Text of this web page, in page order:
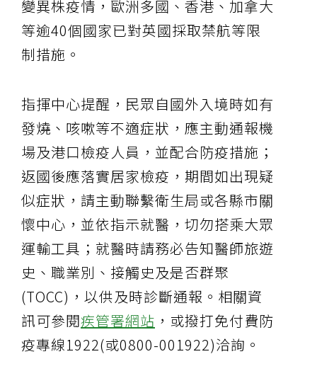
變異株疫情，歐洲多國、香港、加拿大
等逾40個國家已對英國採取禁航等限
制措施。
指揮中心提醒，民眾自國外入境時如有
發燒、咳嗽等不適症狀，應主動通報機
場及港口檢疫人員，並配合防疫措施；
返國後應落實居家檢疫，期間如出現疑
似症狀，請主動聯繫衛生局或各縣市關
懷中心，並依指示就醫，切勿搭乘大眾
運輸工具；就醫時請務必告知醫師旅遊
史、職業別、接觸史及是否群聚
(TOCC)，以供及時診斷通報。相關資
訊可參閱疾管署網站 ，或撥打免付費防
疫專線1922(或0800-001922)洽詢。